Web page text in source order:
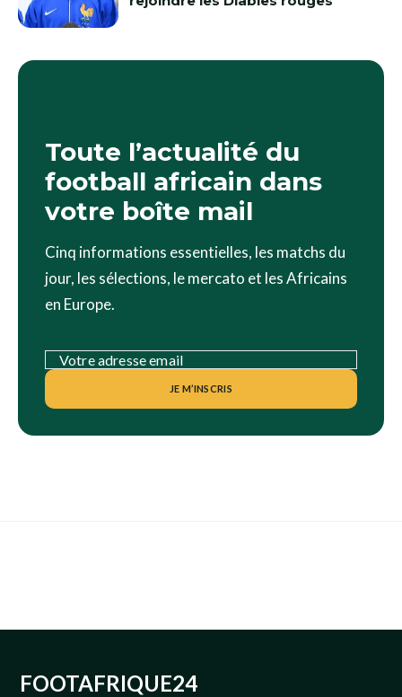
Toute l’actualité du
football africain dans
votre boîte mail
Cinq informations essentielles, les matchs du
jour, les sélections, le mercato et les Africains
en Europe.
JE M’INSCRIS
FOOTAFRIQUE24